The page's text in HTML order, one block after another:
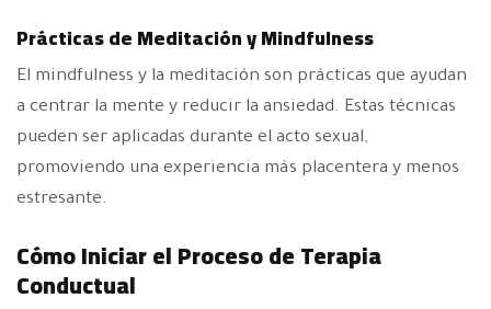
Prácticas de Meditación y Mindfulness
El mindfulness y la meditación son prácticas que ayudan
a centrar la mente y reducir la ansiedad. Estas técnicas
pueden ser aplicadas durante el acto sexual,
promoviendo una experiencia más placentera y menos
estresante.
Cómo Iniciar el Proceso de Terapia
Conductual